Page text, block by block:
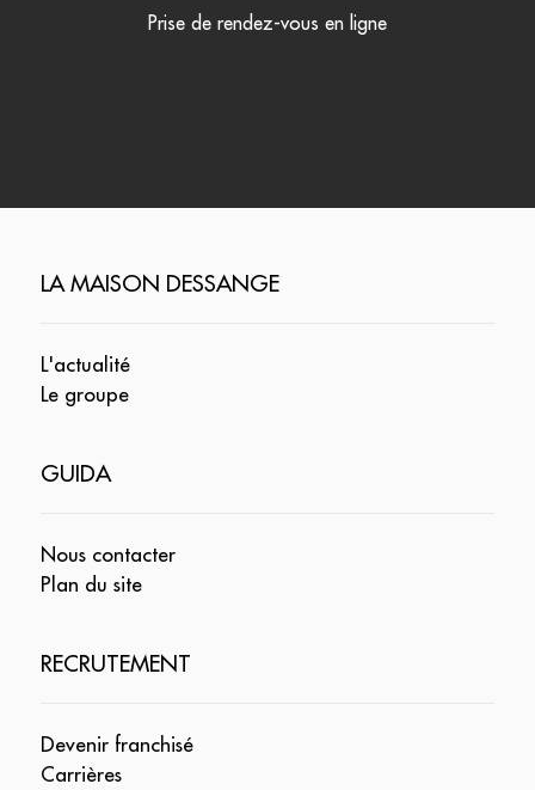
Prise de rendez-vous en ligne
LA MAISON DESSANGE
L'actualité
Le groupe
GUIDA
Nous contacter
Plan du site
RECRUTEMENT
Devenir franchisé
Carrières